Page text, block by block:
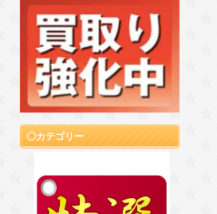
カテゴリー